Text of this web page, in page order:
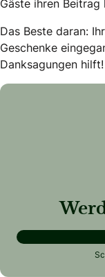
Gäste ihren
Das Beste daran:
Geschenke
Danksagungen hilft!